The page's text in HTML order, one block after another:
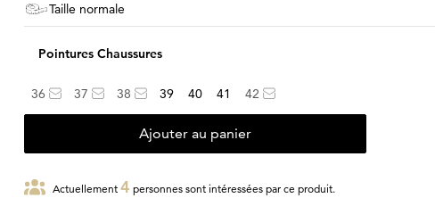
Taille normale
Pointures Chaussures
36 37 38 39 40 41 42
Ajouter au panier
Actuellement 4 personnes sont intéressées par ce produit.